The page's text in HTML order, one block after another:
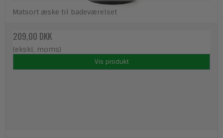
Matsort æske til badeværelset
209,00 DKK
(ekskl. moms)
Vis produkt